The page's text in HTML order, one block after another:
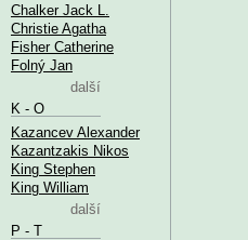
Chalker Jack L.
Christie Agatha
Fisher Catherine
Folný Jan
další
K - O
Kazancev Alexander
Kazantzakis Nikos
King Stephen
King William
další
P - T